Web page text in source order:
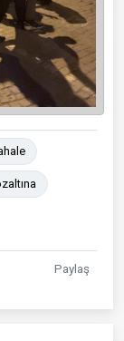
Paylaş